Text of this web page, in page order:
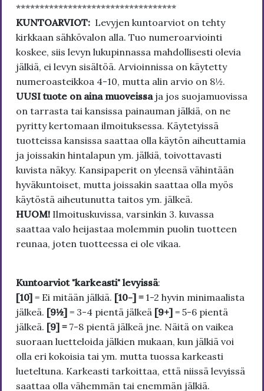
**********************************
KUNTOARVIOT: Levyjen kuntoarviot on tehty
kirkkaan sähkövalon alla. Tuo numeroarviointi
koskee, siis levyn lukupinnassa mahdollisesti olevia
jälkiä, ei levyn sisältöä. Arvioinnissa on käytetty
numeroasteikkoa 4-10, mutta alin arvio on 8½.
UUSI tuote on aina muoveissa ja jos suojamuovissa
on tarrasta tai kansissa painauman jälkiä, on ne
pyritty kertomaan ilmoituksessa. Käytetyissä
tuotteissa kansissa saattaa olla käytön aiheuttamia
ja joissakin hintalapun ym. jälkiä, toivottavasti
kuvista näkyy. Kansipaperit on yleensä vähintään
hyväkuntoiset, mutta joissakin saattaa olla myös
käytöstä aiheutunutta taitos ym. jälkeä.
HUOM! Ilmoituskuvissa, varsinkin 3. kuvassa
saattaa valo heijastaa molemmin puolin tuotteen
reunaa, joten tuotteessa ei ole vikaa.
Kuntoarviot "karkeasti" levyissä:
[10] = Ei mitään jälkiä. [10-] = 1-2 hyvin minimaalista
jälkeä. [9½] = 3-4 pientä jälkeä [9+] = 5-6 pientä
jälkeä. [9] = 7-8 pientä jälkeä jne. Näitä on vaikea
suoraan luetteloida jälkien mukaan, kun jälkiä voi
olla eri kokoisia tai ym. mutta tuossa karkeasti
lueteltuna. Karkeasti tarkoittaa, että niissä levyissä
saattaa olla vähemmän tai enemmän jälkiä.